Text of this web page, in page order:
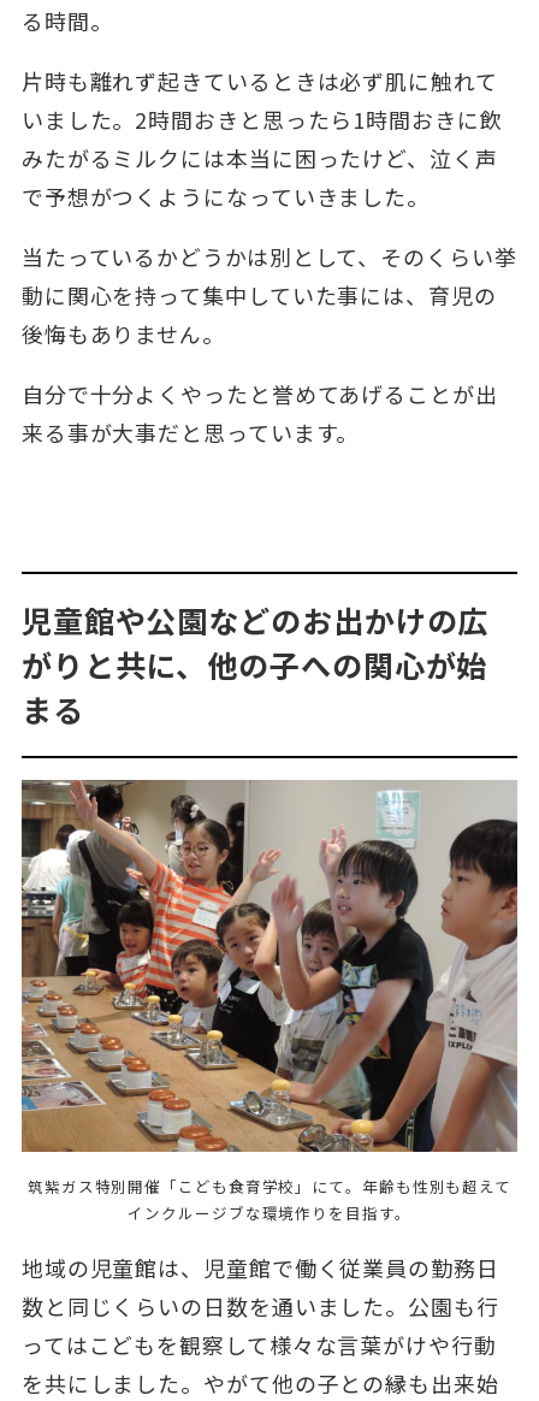
る時間。
片時も離れず起きているときは必ず肌に触れて
いました。2時間おきと思ったら1時間おきに飲
みたがるミルクには本当に困ったけど、泣く声
で予想がつくようになっていきました。
当たっているかどうかは別として、そのくらい挙
動に関心を持って集中していた事には、育児の
後悔もありません。
自分で十分よくやったと誉めてあげることが出
来る事が大事だと思っています。
児童館や公園などのお出かけの広
がりと共に、他の子への関心が始
まる
筑紫ガス特別開催「こども食育学校」にて。年齢も性別も超えて
インクルージブな環境作りを目指す。
地域の児童館は、児童館で働く従業員の勤務日
数と同じくらいの日数を通いました。公園も行
ってはこどもを観察して様々な言葉がけや行動
を共にしました。やがて他の子との縁も出来始